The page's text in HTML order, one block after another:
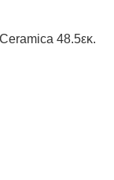
48.5εκ.